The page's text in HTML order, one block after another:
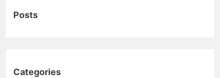
Posts
Categories